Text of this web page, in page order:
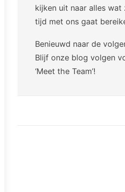
kijken uit naar alles wat
tijd met ons gaat
Benieuwd naar de
Blijf onze blog volgen
‘Meet the Team’!